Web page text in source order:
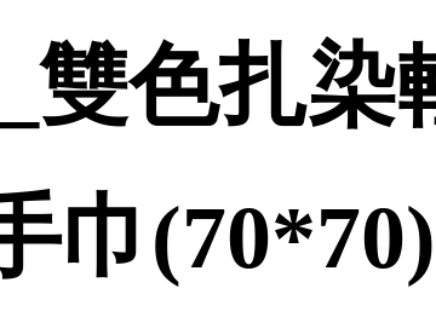
雙色扎染
巾